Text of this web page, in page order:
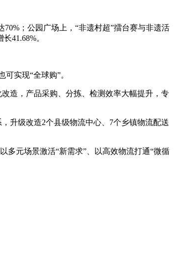
；公园广场上，“非遗村超”擂台赛与非遗活
41.68%。
实现“全球购”。
造，产品采购、分拣、检测效率大幅提升，专
升级改造2个县级物流中心、7个乡镇物流配送
元场景激活“新需求”、以高效物流打通“微循